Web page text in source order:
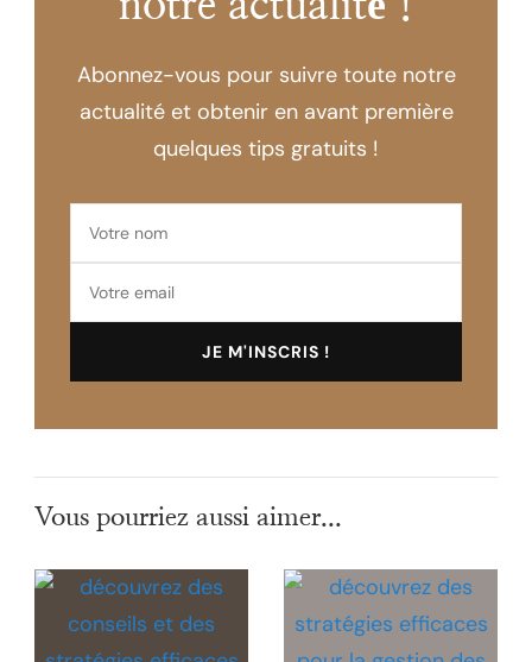
Abonnez-vous pour suivre toute notre
actualité et obtenir en avant première
quelques tips gratuits !
Vous pourriez aussi aimer...